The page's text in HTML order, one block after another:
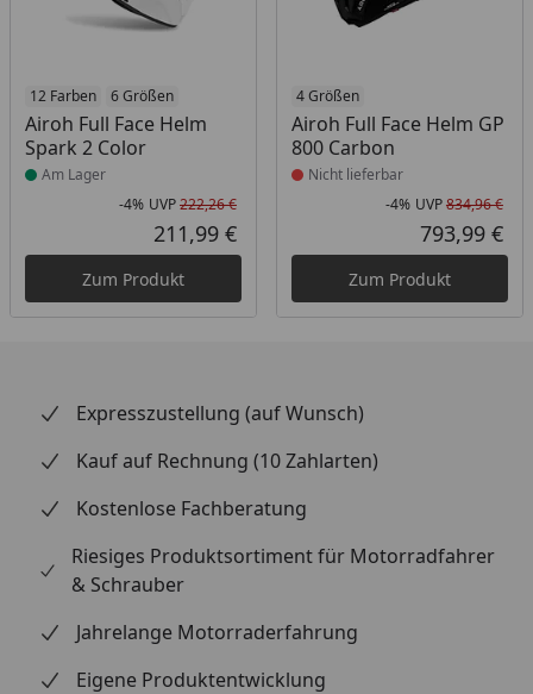
12 Farben 6 Größen
Airoh Full Face Helm
Spark 2 Color
Produkt am Lager
Am Lager
Rabatt in Prozent
-4%
Ursprünglicher Preis
UVP222,26 €
Aktueller Preis
211,99 €
Zum Produkt
4 Größen
Airoh Full Face Helm GP
800 Carbon
Produkt nicht lieferbar
Nicht lieferbar
-4% UVP834,96 €
793,99 €
Zum Produkt
Expresszustellung (auf Wunsch)
Kauf auf Rechnung (10 Zahlarten)
Kostenlose Fachberatung
Riesiges Produktsortiment für Motorradfahrer
& Schrauber
Jahrelange Motorraderfahrung
Eigene Produktentwicklung